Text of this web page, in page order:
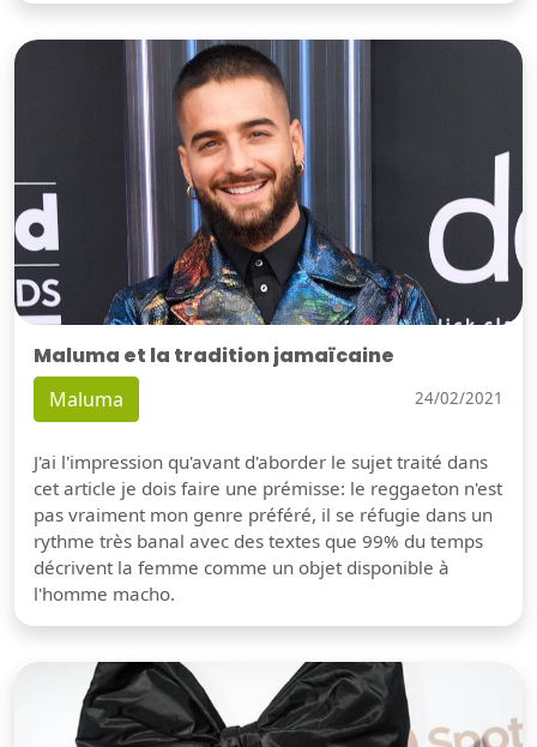
Maluma et la tradition jamaïcaine
Maluma 24/02/2021
J'ai l'impression qu'avant d'aborder le sujet traité dans
cet article je dois faire une prémisse: le reggaeton n'est
pas vraiment mon genre préféré, il se réfugie dans un
rythme très banal avec des textes que 99% du temps
décrivent la femme comme un objet disponible à
l'homme macho.